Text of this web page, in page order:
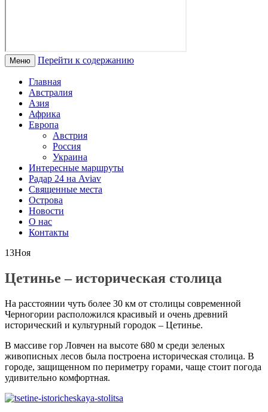
Меню Перейти к содержанию
Главная
Австралия
Азия
Африка
Европа
Австрия
Россия
Украина
Интересные маршруты
Радар 24 на Aviav
Священные места
Острова
Новости
О нас
Контакты
13Ноя
Цетинье – историческая столица
На расстоянии чуть более 30 км от столицы современной
Черногории расположился красивый и очень древний
исторический и культурный городок – Цетинье.
В массиве гор Ловчен на высоте 680 м среди зеленых
живописных лесов была построена историческая столица. В
городе, защищенном по периметру горами, чаще стоит погода
удивительно комфортная.